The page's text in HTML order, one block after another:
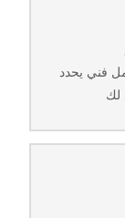
فني يحدد
لك